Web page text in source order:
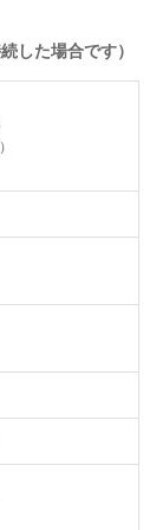
した場合です）